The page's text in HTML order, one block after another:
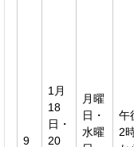
9
1月
18
日・
20
月曜
日・
水曜
午
2